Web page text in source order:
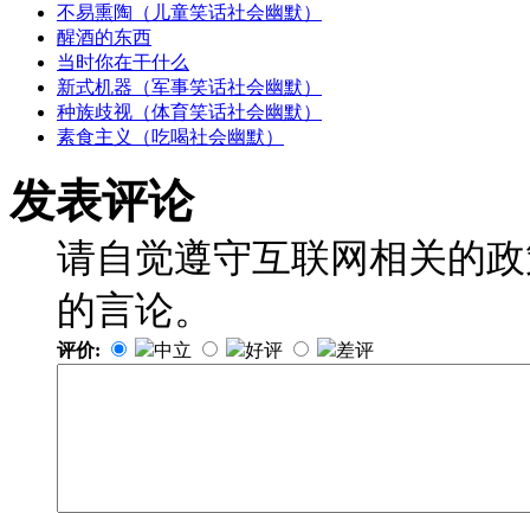
不易熏陶（儿童笑话社会幽默）
醒酒的东西
当时你在干什么
新式机器（军事笑话社会幽默）
种族歧视（体育笑话社会幽默）
素食主义（吃喝社会幽默）
发表评论
请自觉遵守互联网相关的
的言论。
评价: 中立 好评 差评